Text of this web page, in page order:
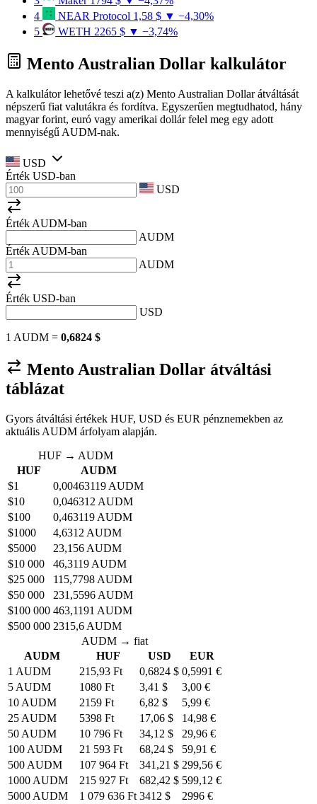
4
NEAR Protocol 1,58 $ ▼ −4,30%
5
WETH 2265 $ ▼ −3,74%
Mento Australian Dollar kalkulátor
A kalkulátor lehetővé teszi a(z) Mento Australian Dollar átváltását
népszerű fiat valutákra és fordítva. Egyszerűen megtudhatod, hány
magyar forint, euró vagy amerikai dollár felel meg egy adott
mennyiségű AUDM-nak.
USD
Érték USD-ban
USD
Érték AUDM-ban
AUDM
Érték AUDM-ban
AUDM
Érték USD-ban
USD
1 AUDM = 0,6824 $
Mento Australian Dollar átváltási
táblázat
Gyors átváltási értékek HUF, USD és EUR pénznemekben az
aktuális AUDM árfolyam alapján.
HUF → AUDM
HUF
AUDM
$1
0,00463119 AUDM
$10
0,046312 AUDM
$100
0,463119 AUDM
$1000
4,6312 AUDM
$5000
23,156 AUDM
$10 000
46,3119 AUDM
$25 000
115,7798 AUDM
$50 000
231,5596 AUDM
$100 000 463,1191 AUDM
$500 000 2315,6 AUDM
AUDM → fiat
AUDM
HUF USD
EUR
1 AUDM
215,93 Ft 0,6824 $ 0,5991 €
5 AUDM
1080 Ft 3,41 $
3,00 €
10 AUDM
2159 Ft 6,82 $
5,99 €
25 AUDM
5398 Ft 17,06 $
14,98 €
50 AUDM
10 796 Ft 34,12 $
29,96 €
100 AUDM
21 593 Ft 68,24 $
59,91 €
500 AUDM
107 964 Ft 341,21 $ 299,56 €
1000 AUDM
215 927 Ft 682,42 $ 599,12 €
5000 AUDM
1 079 636 Ft 3412 $
2996 €